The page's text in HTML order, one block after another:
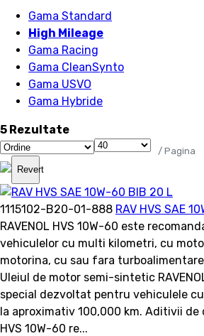
Gama Standard
High Mileage
Gama Racing
Gama CleanSynto
Gama USVO
Gama Hybride
5 Rezultate
/ Pagina
Revert
1115102-B20-01-888 RAV HVS SAE
RAVENOL HVS 10W-60 este
vehiculelor cu multi kilometri, cu
motorina, cu sau fara
Uleiul de motor semi-sintetic
special dezvoltat pentru vehiculele
la aproximativ 100,000 km. Aditivii de
HVS 10W-60 re...